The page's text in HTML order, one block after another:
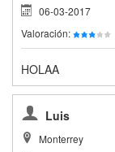
06-03-2017
Valoración:
HOLAA
Luis
Monterrey